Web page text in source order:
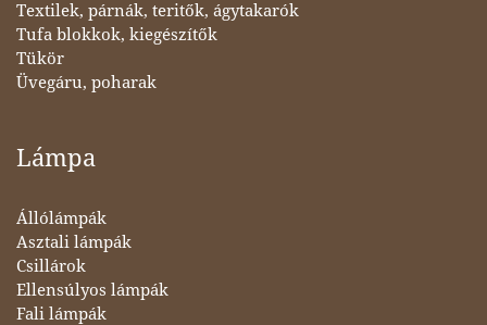
Textilek, párnák, teritők, ágytakarók
Tufa blokkok, kiegészítők
Tükör
Üvegáru, poharak
Lámpa
Állólámpák
Asztali lámpák
Csillárok
Ellensúlyos lámpák
Fali lámpák